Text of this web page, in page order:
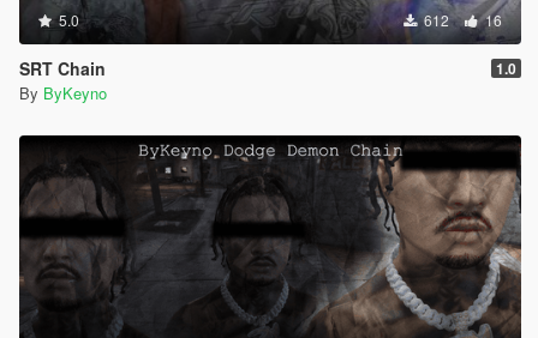
5.0 612 16
SRT Chain 1.0
By ByKeyno